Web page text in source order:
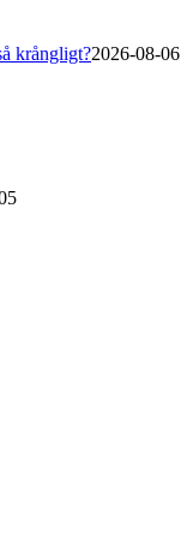
krångligt?2026-08-06